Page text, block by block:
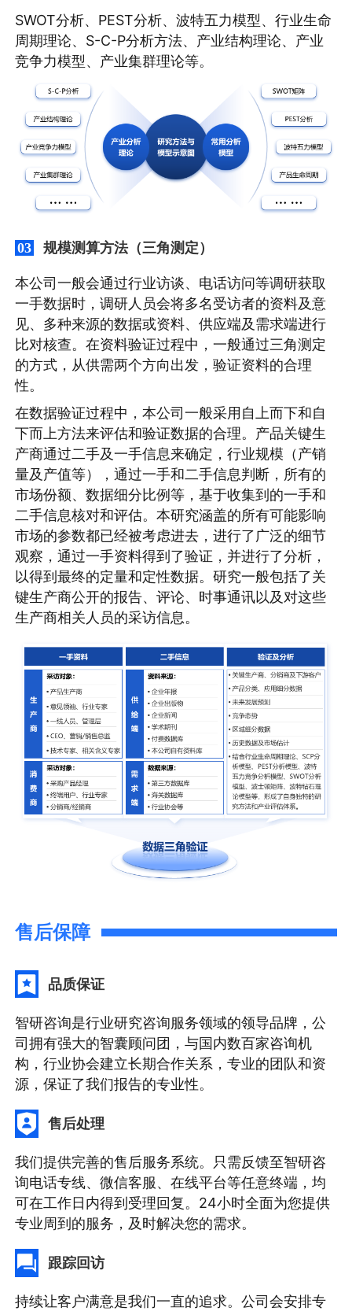
SWOT分析、PEST分析、波特五力模型、行业生命
周期理论、S-C-P分析方法、产业结构理论、产业
竞争力模型、产业集群理论等。
03 规模测算方法（三角测定）
本公司一般会通过行业访谈、电话访问等调研获取
一手数据时，调研人员会将多名受访者的资料及意
见、多种来源的数据或资料、供应端及需求端进行
比对核查。在资料验证过程中，一般通过三角测定
的方式，从供需两个方向出发，验证资料的合理
性。
在数据验证过程中，本公司一般采用自上而下和自
下而上方法来评估和验证数据的合理。产品关键生
产商通过二手及一手信息来确定，行业规模（产销
量及产值等），通过一手和二手信息判断，所有的
市场份额、数据细分比例等，基于收集到的一手和
二手信息核对和评估。本研究涵盖的所有可能影响
市场的参数都已经被考虑进去，进行了广泛的细节
观察，通过一手资料得到了验证，并进行了分析，
以得到最终的定量和定性数据。研究一般包括了关
键生产商公开的报告、评论、时事通讯以及对这些
生产商相关人员的采访信息。
售后保障
品质保证
智研咨询是行业研究咨询服务领域的领导品牌，公
司拥有强大的智囊顾问团，与国内数百家咨询机
构，行业协会建立长期合作关系，专业的团队和资
源，保证了我们报告的专业性。
售后处理
我们提供完善的售后服务系统。只需反馈至智研咨
询电话专线、微信客服、在线平台等任意终端，均
可在工作日内得到受理回复。24小时全面为您提供
专业周到的服务，及时解决您的需求。
跟踪回访
持续让客户满意是我们一直的追求。公司会安排专